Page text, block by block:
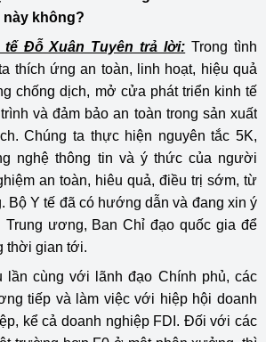
này không?
Đỗ Xuân Tuyên trả lời: Trong tình
thích ứng an toàn, linh hoạt, hiệu quả
chống dịch, mở cửa phát triển kinh tế
và đảm bảo an toàn trong sản xuất
Chúng ta thực hiện nguyên tắc 5K,
nghệ thông tin và ý thức của người
an toàn, hiêu quả, điều trị sớm, từ
Bộ Y tế đã có hướng dẫn và đang xin ý
Trung ương, Ban Chỉ đạo quốc gia để
thời gian tới.
lần cùng với lãnh đạo Chính phủ, các
tiếp và làm việc với hiệp hội doanh
kể cả doanh nghiệp FDI. Đối với các